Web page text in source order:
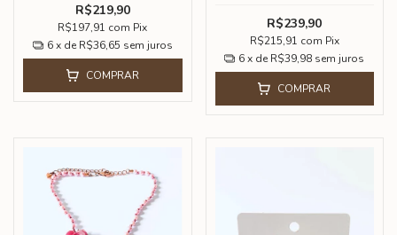
R$219,90
R$197,91 com Pix
6 x de R$36,65 sem juros
COMPRAR
R$239,90
R$215,91 com Pix
6 x de R$39,98 sem juros
COMPRAR